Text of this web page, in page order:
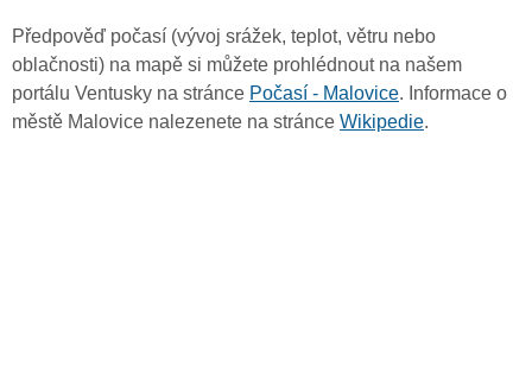
Předpověď počasí (vývoj srážek, teplot, větru nebo
oblačnosti) na mapě si můžete prohlédnout na našem
portálu Ventusky na stránce Počasí - Malovice. Informace o
městě Malovice nalezenete na stránce Wikipedie.